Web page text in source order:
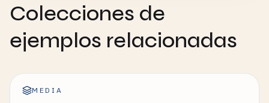
Colecciones de
ejemplos relacionadas
MEDIA